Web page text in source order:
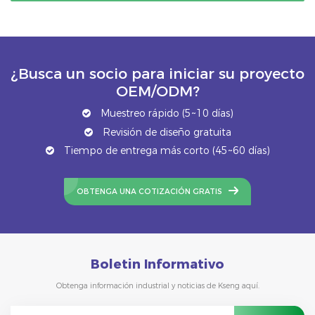
¿Busca un socio para iniciar su proyecto
OEM/ODM?
Muestreo rápido (5~10 días)
Revisión de diseño gratuita
Tiempo de entrega más corto (45~60 días)
OBTENGA UNA COTIZACIÓN GRATIS
Boletin Informativo
Obtenga información industrial y noticias de Kseng aquí.